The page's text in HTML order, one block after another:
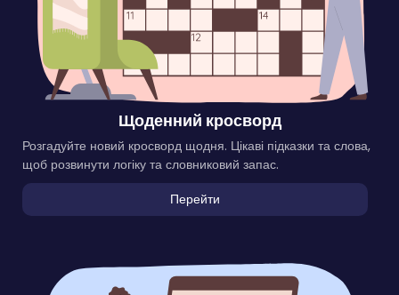
Щоденний кросворд
Розгадуйте новий кросворд щодня. Цікаві підказки та слова,
щоб розвинути логіку та словниковий запас.
Перейти